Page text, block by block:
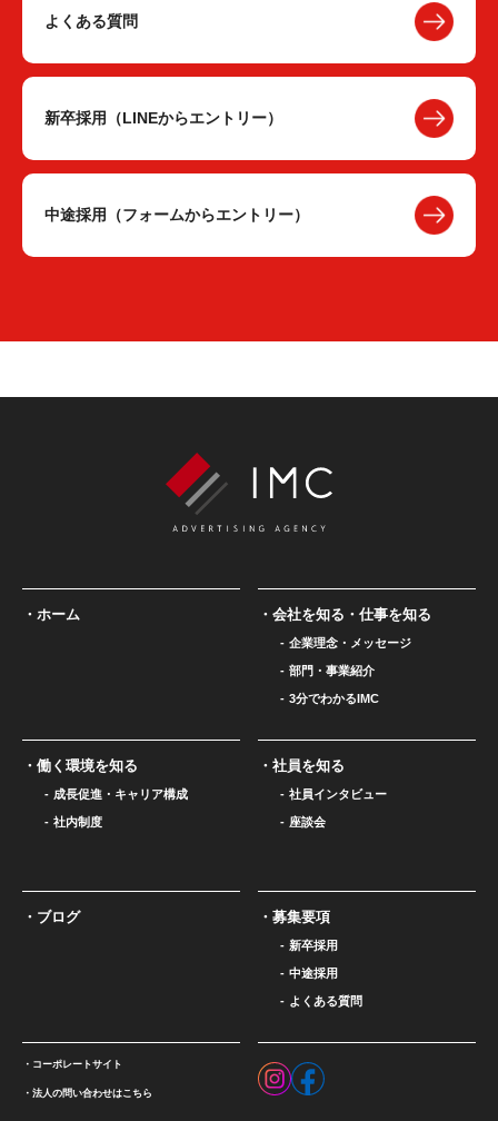
よくある質問
新卒採用（LINEからエントリー）
中途採用（フォームからエントリー）
ホーム 会社を知る・仕事を知る
企業理念・メッセージ
部門・事業紹介
3分でわかるIMC
働く環境を知る
成長促進・キャリア構成
社内制度
社員を知る
社員インタビュー
座談会
ブログ 募集要項
新卒採用
中途採用
よくある質問
コーポレートサイト
法人の問い合わせはこちら